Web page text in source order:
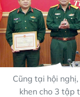
Cũng tại hội
khen cho 3 tập